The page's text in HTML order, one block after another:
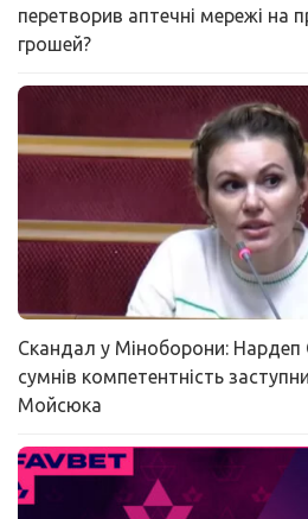
перетворив аптечні мережі на
грошей?
Скандал у Міноборони: Нардеп
сумнів компетентність
Мойсюка